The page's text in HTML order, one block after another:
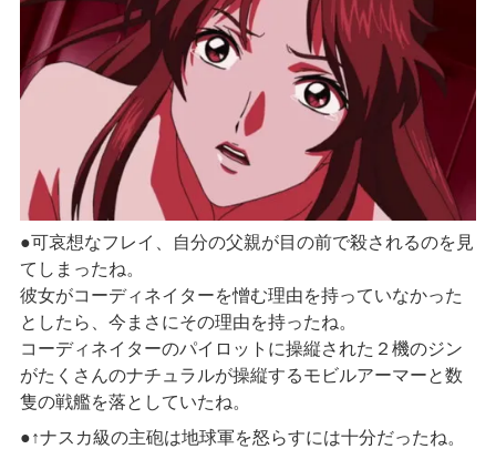
●可哀想なフレイ、自分の父親が目の前で殺されるのを見
てしまったね。
彼女がコーディネイターを憎む理由を持っていなかった
としたら、今まさにその理由を持ったね。
コーディネイターのパイロットに操縦された２機のジン
がたくさんのナチュラルが操縦するモビルアーマーと数
隻の戦艦を落としていたね。
●↑ナスカ級の主砲は地球軍を怒らすには十分だったね。